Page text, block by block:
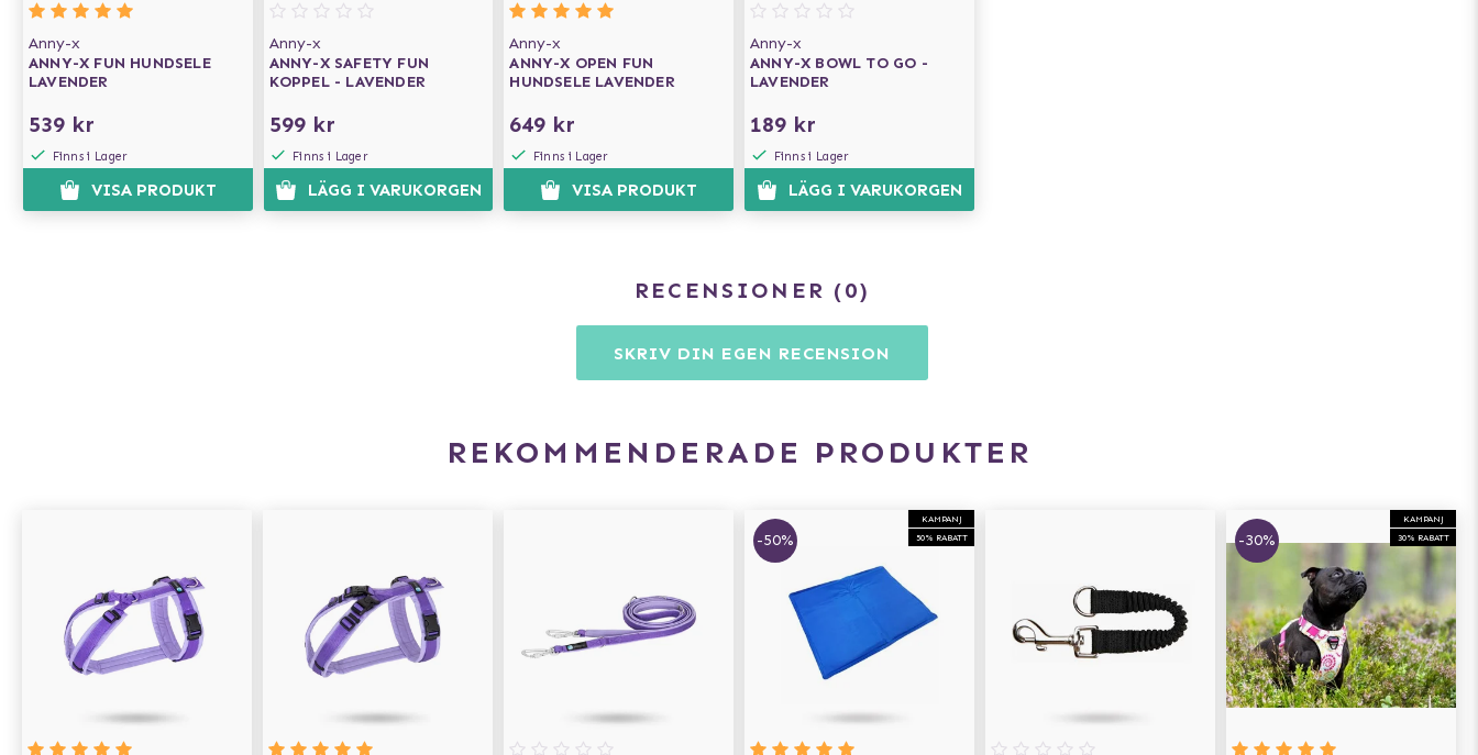
Anny-x
ANNY-X FUN HUNDSELE
LAVENDER
539 kr
Finns i Lager
VISA PRODUKT
Anny-x
ANNY-X SAFETY FUN
KOPPEL - LAVENDER
599 kr
Finns i Lager
LÄGG I VARUKORGEN
Anny-x
ANNY-X OPEN FUN
HUNDSELE LAVENDER
649 kr
Finns i Lager
VISA PRODUKT
Anny-x
ANNY-X BOWL TO GO -
LAVENDER
189 kr
Finns i Lager
LÄGG I VARUKORGEN
RECENSIONER 0
SKRIV DIN EGEN RECENSION
REKOMMENDERADE PRODUKTER
KAMPANJ
50% RABATT
-50%
KAMPANJ
30% RABATT
-30%